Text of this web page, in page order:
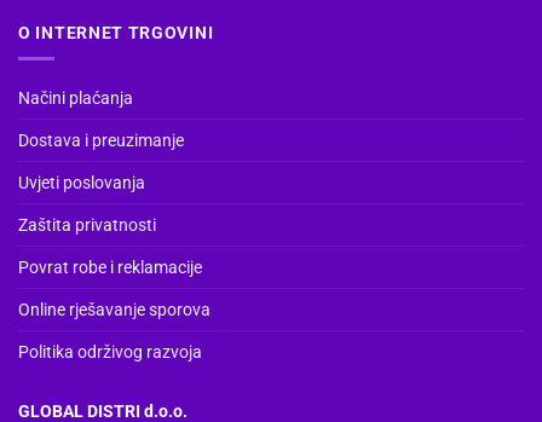
O INTERNET TRGOVINI
Načini plaćanja
Dostava i preuzimanje
Uvjeti poslovanja
Zaštita privatnosti
Povrat robe i reklamacije
Online rješavanje sporova
Politika održivog razvoja
GLOBAL DISTRI d.o.o.